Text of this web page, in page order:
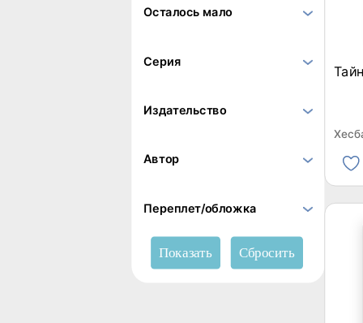
Осталось мало
Серия
Издательство
Автор
Переплет/обложка